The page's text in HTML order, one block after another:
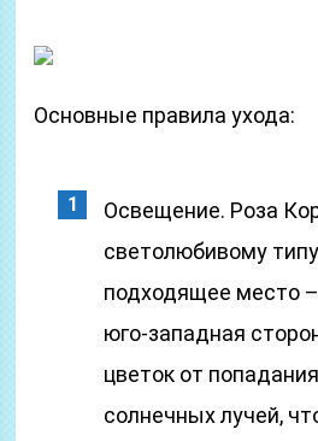
Основные правила ухода:
Освещение. Роза
светолюбивому
подходящее место
юго-западная
цветок от
солнечных лучей,